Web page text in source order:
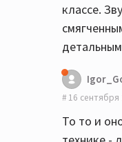
классе.
16 сентября
То то и